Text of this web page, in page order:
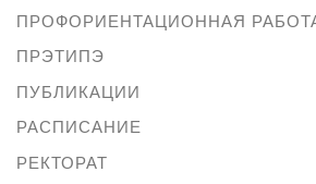
ПРОФОРИЕНТАЦИОННАЯ
ПРЭТИПЭ
ПУБЛИКАЦИИ
РАСПИСАНИЕ
РЕКТОРАТ